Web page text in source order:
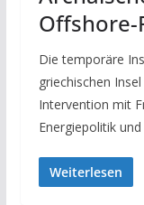
Die temporäre
griechischen
Intervention mit
Energiepolitik und
Weiterlesen